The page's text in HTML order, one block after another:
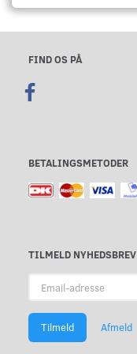
FIND OS PÅ
BETALINGSMETODER
TILMELD NYHEDSBREV
adresse
Tilmeld Afmeld